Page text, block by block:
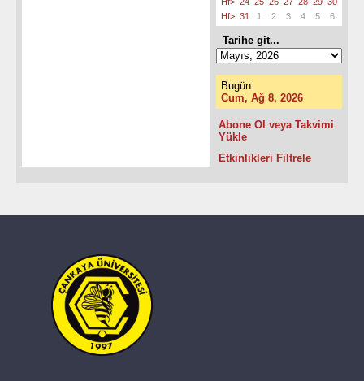
Hf> 31 1 2 3 4 5 6
Tarihe git...
Bugün:
Cum, Ağ 8, 2026
Abone Ol veya Takvimi
Yükle
Etkinlikleri Filtrele